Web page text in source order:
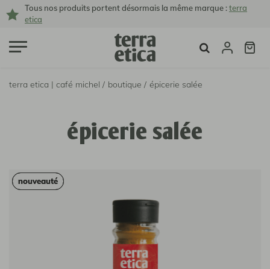
Tous nos produits portent désormais la même marque :terra
etica
terra etica | café michel / boutique / épicerie salée
épicerie salée
nouveauté
nouveauté